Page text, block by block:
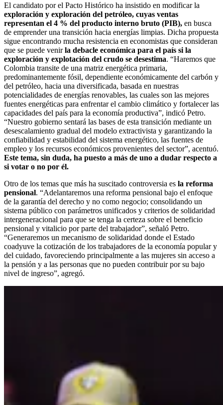
El candidato por el Pacto Histórico ha insistido en modificar la
exploración y exploración del petróleo, cuyas ventas
representan el 4 % del producto interno bruto (PIB), en busca
de emprender una transición hacia energías limpias. Dicha propuesta
sigue encontrando mucha resistencia en economistas que consideran
que se puede venirla debacle económica para el país si la
exploración y explotación del crudo se desestima. “Haremos que
Colombia transite de una matriz energética primaria,
predominantemente fósil, dependiente económicamente del carbón y
del petróleo, hacia una diversificada, basada en nuestras
potencialidades de energías renovables, las cuales son las mejores
fuentes energéticas para enfrentar el cambio climático y fortalecer las
capacidades del país para la economía productiva”, indicó Petro.
“Nuestro gobierno sentará las bases de esta transición mediante un
desescalamiento gradual del modelo extractivista y garantizando la
confiabilidad y estabilidad del sistema energético, las fuentes de
empleo y los recursos económicos provenientes del sector”, acentuó.
Este tema, sin duda, ha puesto a más de uno a dudar respecto a
si votar o no por él.
Otro de los temas que más ha suscitado controversia es la reforma
pensional. “Adelantaremos una reforma pensional bajo el enfoque
de la garantía del derecho y no como negocio; consolidando un
sistema público con parámetros unificados y criterios de solidaridad
intergeneracional para que se tenga la certeza sobre el beneficio
pensional y vitalicio por parte del trabajador”, señaló Petro.
“Generaremos un mecanismo de solidaridad donde el Estado
coadyuve la cotización de los trabajadores de la economía popular y
del cuidado, favoreciendo principalmente a las mujeres sin acceso a
la pensión y a las personas que no pueden contribuir por su bajo
nivel de ingreso”, agregó.